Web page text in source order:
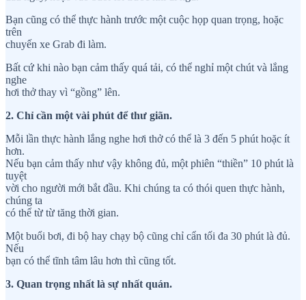
Bạn cũng có thể thực hành trước một cuộc họp quan trọng, hoặc
trên
chuyến xe Grab đi làm.
Bất cứ khi nào bạn cảm thấy quá tải, có thể nghỉ một chút và lắng
nghe
hơi thở thay vì “gồng” lên.
2. Chỉ cần một vài phút để thư giãn.
Mỗi lần thực hành lắng nghe hơi thở có thể là 3 đến 5 phút hoặc ít
hơn.
Nếu bạn cảm thấy như vậy không đủ, một phiên “thiền” 10 phút là
tuyệt
vời cho người mới bắt đầu. Khi chúng ta có thói quen thực hành,
chúng ta
có thể từ từ tăng thời gian.
Một buổi bơi, đi bộ hay chạy bộ cũng chỉ cẩn tối đa 30 phút là đủ.
Nếu
bạn có thể tĩnh tâm lâu hơn thì cũng tốt.
3. Quan trọng nhất là sự nhất quán.